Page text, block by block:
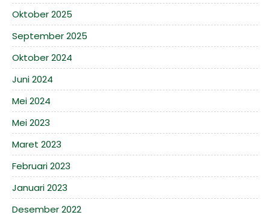
Oktober 2025
September 2025
Oktober 2024
Juni 2024
Mei 2024
Mei 2023
Maret 2023
Februari 2023
Januari 2023
Desember 2022